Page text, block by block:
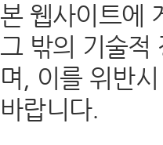
본 웹사이트에
그 밖의 기술적
며, 이를 위반
바랍니다.